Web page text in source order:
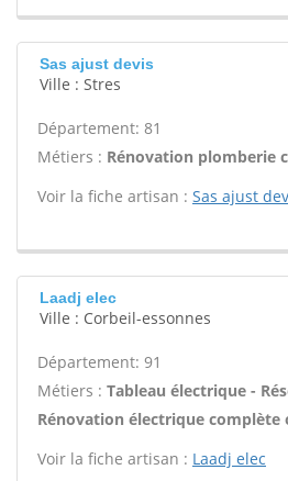
Sas ajust devis
Ville : Stres
Département: 81
Métiers : Rénovation plomberie
Voir la fiche artisan : Sas ajust
Laadj elec
Ville : Corbeil-essonnes
Département: 91
Métiers : Tableau électrique -
Rénovation électrique complète
Voir la fiche artisan : Laadj elec